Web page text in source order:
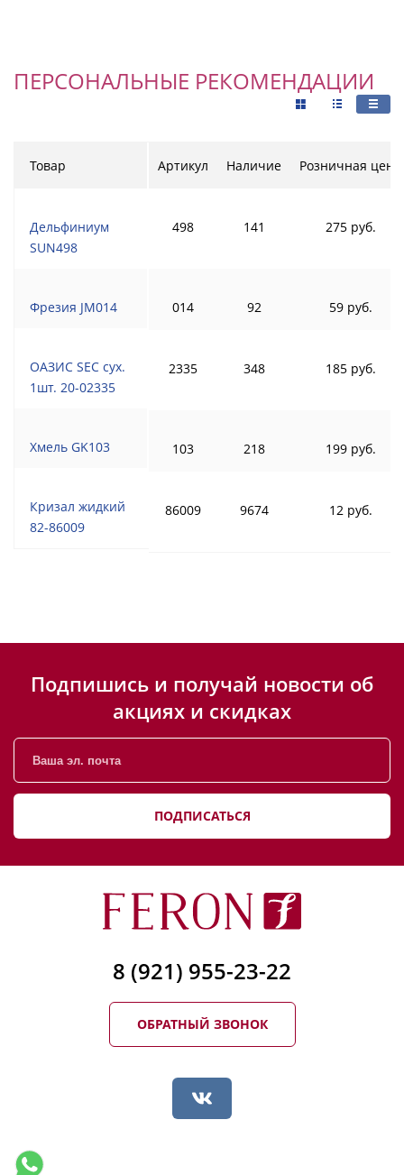
ПЕРСОНАЛЬНЫЕ РЕКОМЕНДАЦИИ
Товар
Дельфиниум
SUN498
Фрезия JM014
ОАЗИС SEC сух.
1шт. 20-02335
Хмель GK103
Кризал жидкий
82-86009
Артикул Наличие Розничная цена
498 141 275 руб.
014 92 59 руб.
2335 348 185 руб.
103 218 199 руб.
86009 9674 12 руб.
Подпишись и получай новости об
акциях и скидках
ПОДПИСАТЬСЯ
8 (921) 955-23-22
ОБРАТНЫЙ ЗВОНОК